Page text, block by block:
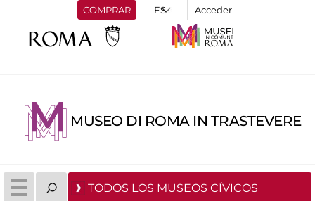
COMPRAR Acceder
MUSEO DI ROMA IN TRASTEVERE
TODOS LOS MUSEOS CÍVICOS